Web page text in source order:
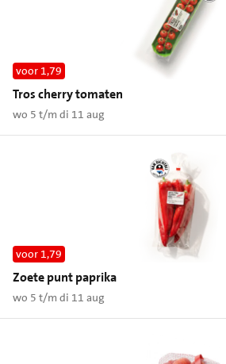
voor 1,79
Tros cherry tomaten
wo 5 t/m di 11 aug
voor 1,79
Zoete punt paprika
wo 5 t/m di 11 aug